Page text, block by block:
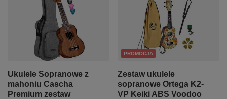
Ukulele Sopranowe z
mahoniu Cascha
Premium zestaw
PROMOCJA
Zestaw ukulele
sopranowe Ortega K2-
VP Keiki ABS Voodoo